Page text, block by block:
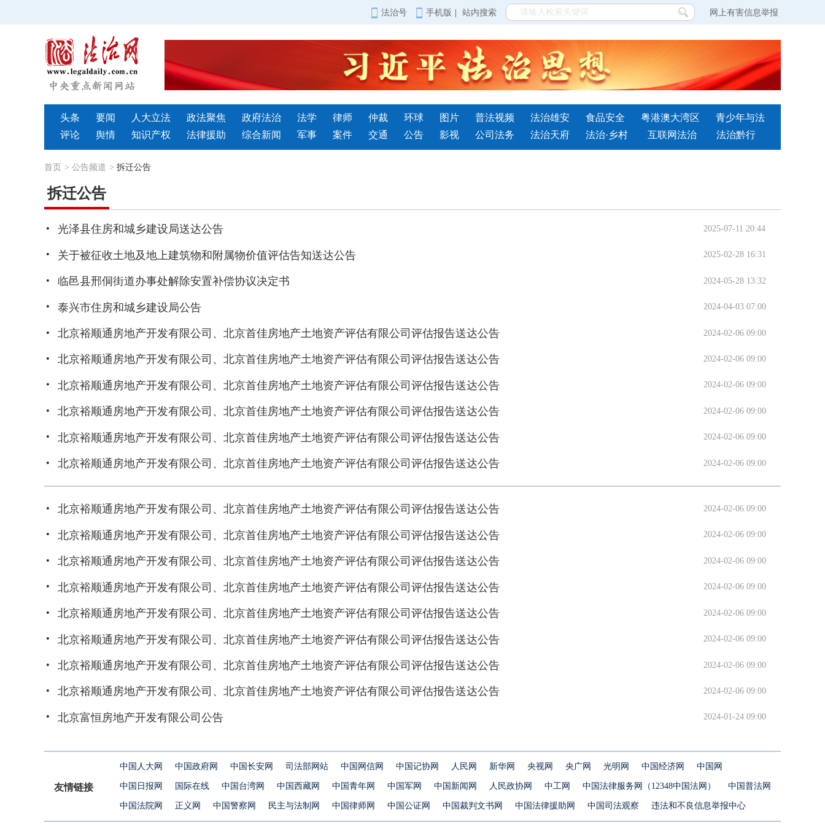
法治号 手机版 | 站内搜索 网上有害信息举报
头条 要闻 人大立法 政法聚焦 政府法治 法学 律师 仲裁 环球 图片 普法视频 法治雄安 食品安全 粤港澳大湾区
青少年与法
评论
舆情 知识产权 法律援助 综合新闻 军事 案件 交通 公告 影视 公司法务 法治天府 法治·乡村 互联网法治 法治黔行
首页 > 公告频道 > 拆迁公告
拆迁公告
· 光泽县住房和城乡建设局送达公告 2025-07-11 20:44
· 关于被征收土地及地上建筑物和附属物价值评估告知送达公告 2025-02-28 16:31
· 临邑县邢侗街道办事处解除安置补偿协议决定书 2024-05-28 13:32
· 泰兴市住房和城乡建设局公告 2024-04-03 07:00
· 北京裕顺通房地产开发有限公司、北京首佳房地产土地资产评估有限公司评估报告送达公告 2024-02-06 09:00
· 北京裕顺通房地产开发有限公司、北京首佳房地产土地资产评估有限公司评估报告送达公告 2024-02-06 09:00
· 北京裕顺通房地产开发有限公司、北京首佳房地产土地资产评估有限公司评估报告送达公告 2024-02-06 09:00
· 北京裕顺通房地产开发有限公司、北京首佳房地产土地资产评估有限公司评估报告送达公告 2024-02-06 09:00
· 北京裕顺通房地产开发有限公司、北京首佳房地产土地资产评估有限公司评估报告送达公告 2024-02-06 09:00
· 北京裕顺通房地产开发有限公司、北京首佳房地产土地资产评估有限公司评估报告送达公告 2024-02-06 09:00
· 北京裕顺通房地产开发有限公司、北京首佳房地产土地资产评估有限公司评估报告送达公告 2024-02-06 09:00
· 北京裕顺通房地产开发有限公司、北京首佳房地产土地资产评估有限公司评估报告送达公告 2024-02-06 09:00
· 北京裕顺通房地产开发有限公司、北京首佳房地产土地资产评估有限公司评估报告送达公告 2024-02-06 09:00
· 北京裕顺通房地产开发有限公司、北京首佳房地产土地资产评估有限公司评估报告送达公告 2024-02-06 09:00
· 北京裕顺通房地产开发有限公司、北京首佳房地产土地资产评估有限公司评估报告送达公告 2024-02-06 09:00
· 北京裕顺通房地产开发有限公司、北京首佳房地产土地资产评估有限公司评估报告送达公告 2024-02-06 09:00
· 北京裕顺通房地产开发有限公司、北京首佳房地产土地资产评估有限公司评估报告送达公告 2024-02-06 09:00
· 北京裕顺通房地产开发有限公司、北京首佳房地产土地资产评估有限公司评估报告送达公告 2024-02-06 09:00
· 北京富恒房地产开发有限公司公告 2024-01-24 09:00
友情链接
中国人大网 中国政府网 中国长安网 司法部网站 中国网信网 中国记协网 人民网 新华网 央视网 央广网 光明网 中国经济网 中国网
中国日报网 国际在线 中国台湾网 中国西藏网 中国青年网 中国军网 中国新闻网 人民政协网 中工网 中国法律服务网（12348中国法网） 中国普法网
中国法院网 正义网 中国警察网 民主与法制网 中国律师网 中国公证网 中国裁判文书网 中国法律援助网 中国司法观察 违法和不良信息举报中心